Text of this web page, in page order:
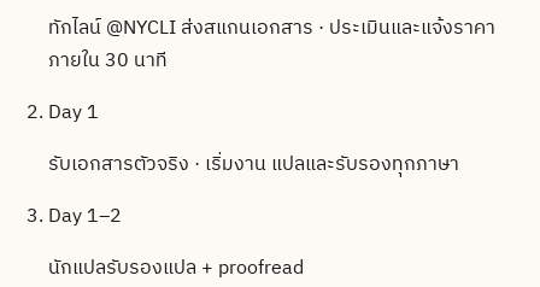
ทักไลน์ @NYCLI ส่งสแกนเอกสาร · ประเมินและแจ้งราคา
ภายใน 30 นาที
Day 1
รับเอกสารตัวจริง · เริ่มงาน แปลและรับรองทุกภาษา
Day 1–2
นักแปลรับรองแปล + proofread